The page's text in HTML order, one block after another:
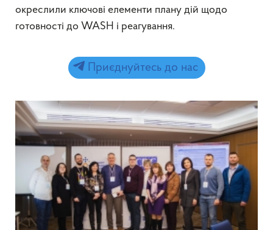
окреслили ключові елементи плану дій щодо
готовності до WASH і реагування.
Приєднуйтесь до нас